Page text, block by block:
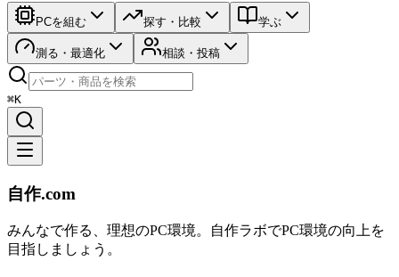
PCを組む 探す・比較 学ぶ
測る・最適化 相談・投稿
⌘K
自作.com
みんなで作る、理想のPC環境。 自作ラボでPC環境の向上を
目指しましょう。